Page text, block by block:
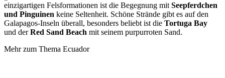
einzigartigen Felsformationen ist die Begegnung mit Seepferdchen
und Pinguinen keine Seltenheit. Schöne Strände gibt es auf den
Galapagos-Inseln überall, besonders beliebt ist die Tortuga Bay
und derRed Sand Beach mit seinem purpurroten Sand.
Mehr zum Thema Ecuador